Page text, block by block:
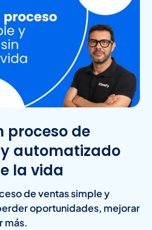
proceso de
automatizado
la vida
de ventas simple y
oportunidades, mejorar
más.